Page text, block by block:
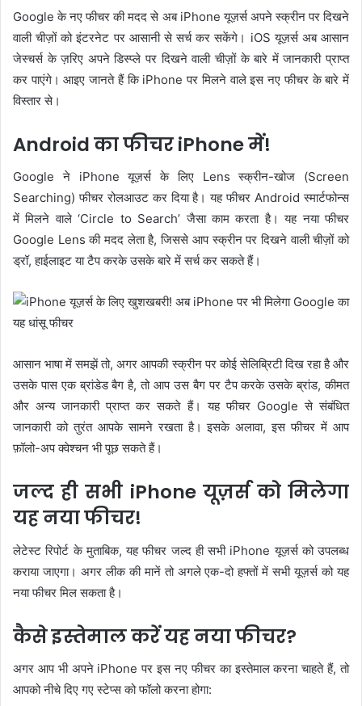
Google के नए फीचर की मदद से अब iPhone यूज़र्स अपने स्क्रीन पर दिखने
वाली चीज़ों को इंटरनेट पर आसानी से सर्च कर सकेंगे। iOS यूज़र्स अब आसान
जेस्चर्स के ज़रिए अपने डिस्प्ले पर दिखने वाली चीज़ों के बारे में जानकारी प्राप्त
कर पाएंगे। आइए जानते हैं कि iPhone पर मिलने वाले इस नए फीचर के बारे में
विस्तार से।
Android का फीचर iPhone में!
Google ने iPhone यूज़र्स के लिए Lens स्क्रीन-खोज (Screen
Searching) फीचर रोलआउट कर दिया है। यह फीचर Android स्मार्टफोन्स
में मिलने वाले ‘Circle to Search’ जैसा काम करता है। यह नया फीचर
Google Lens की मदद लेता है, जिससे आप स्क्रीन पर दिखने वाली चीज़ों को
ड्रॉ, हाईलाइट या टैप करके उसके बारे में सर्च कर सकते हैं।
आसान भाषा में समझें तो, अगर आपकी स्क्रीन पर कोई सेलिब्रिटी दिख रहा है और
उसके पास एक ब्रांडेड बैग है, तो आप उस बैग पर टैप करके उसके ब्रांड, कीमत
और अन्य जानकारी प्राप्त कर सकते हैं। यह फीचर Google से संबंधित
जानकारी को तुरंत आपके सामने रखता है। इसके अलावा, इस फीचर में आप
फ़ॉलो-अप क्वेश्चन भी पूछ सकते हैं।
जल्द ही सभी iPhone यूज़र्स को मिलेगा
यह नया फीचर!
लेटेस्ट रिपोर्ट के मुताबिक, यह फीचर जल्द ही सभी iPhone यूज़र्स को उपलब्ध
कराया जाएगा। अगर लीक की मानें तो अगले एक-दो हफ्तों में सभी यूज़र्स को यह
नया फीचर मिल सकता है।
कैसे इस्तेमाल करें यह नया फीचर?
अगर आप भी अपने iPhone पर इस नए फीचर का इस्तेमाल करना चाहते हैं, तो
आपको नीचे दिए गए स्टेप्स को फॉलो करना होगा: